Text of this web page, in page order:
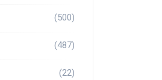
(500)
(487)
(22)